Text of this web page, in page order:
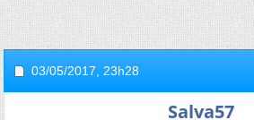
03/05/2017, 23h28
Salva57